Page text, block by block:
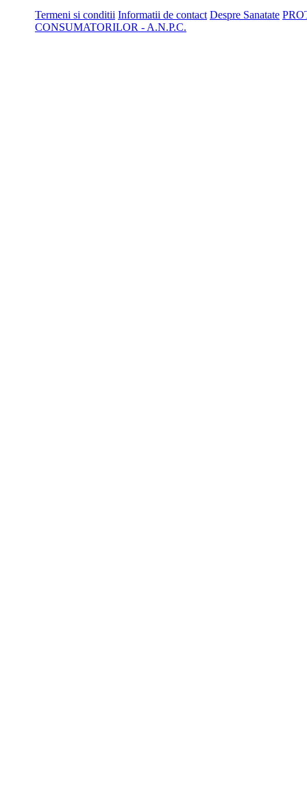
Termeni si conditii Informatii de contact Despre Sanatate
CONSUMATORILOR - A.N.P.C.